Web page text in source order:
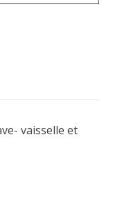
vaisselle et